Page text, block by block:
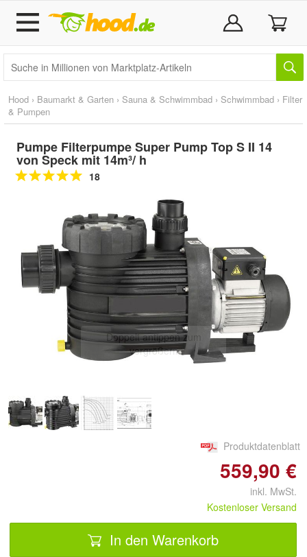
Hood › Baumarkt & Garten › Sauna & Schwimmbad › Schwimmbad › Filter
& Pumpen
Pumpe Filterpumpe Super Pump Top S II 14
von Speck mit 14m³/ h
18
Doppelt antippen zum
vergrößern
Produktdatenblatt
559,90 €
inkl. MwSt.
Kostenloser Versand
In den Warenkorb